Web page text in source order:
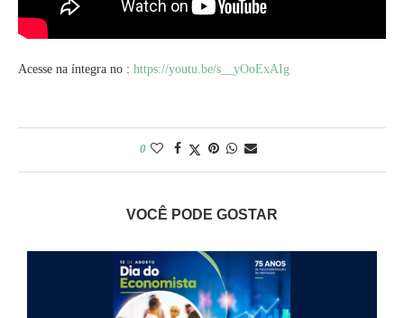
Acesse na íntegra no : https://youtu.be/s__yOoExAIg
0
VOCÊ PODE GOSTAR